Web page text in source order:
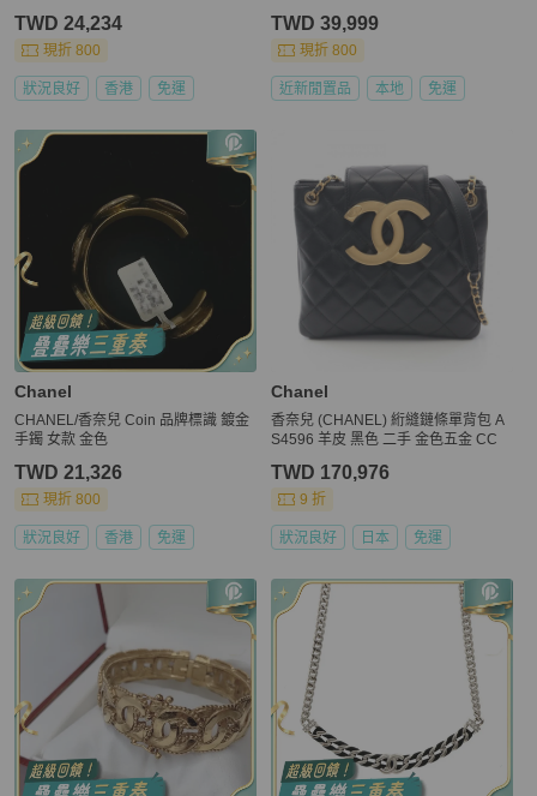
TWD 24,234
現折 800
狀況良好 香港 免運
TWD 39,999
現折 800
近新閒置品 本地 免運
Chanel
CHANEL/香奈兒 Coin 品牌標識 鍍金
手鐲 女款 金色
TWD 21,326
現折 800
狀況良好 香港 免運
Chanel
香奈兒 (CHANEL) 絎縫鏈條單背包 A
S4596 羊皮 黑色 二手 金色五金 CC
TWD 170,976
9 折
狀況良好 日本 免運